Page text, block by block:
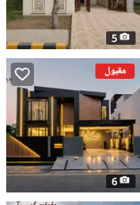
5
مقبول
6